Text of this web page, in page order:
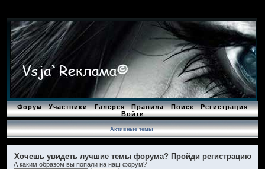
Форум Участники Галерея Правила Поиск
Регистрация
Войти
Активные темы
Хочешь увидеть лучшие темы форума? Пройди регистрацию
А каким образом вы попали на наш форум?